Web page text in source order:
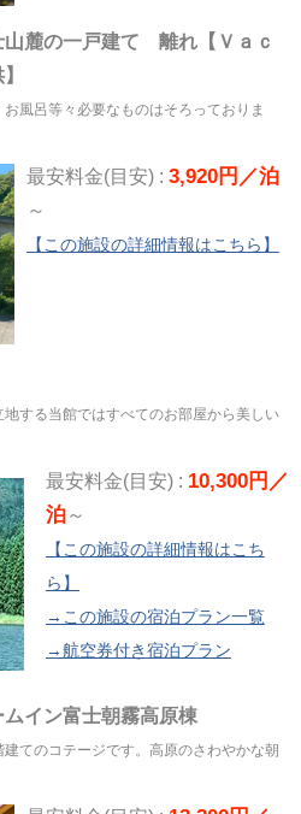
麓の一戸建て 離れ【Ｖａｃ
風呂等々必要なものはそろっておりま
最安料金(目安) : 3,920円／泊
～
【この施設の詳細情報はこちら】
する当館ではすべてのお部屋から美しい
最安料金(目安) : 10,300円／
泊～
【この施設の詳細情報はこち
ら】
→この施設の宿泊プラン一覧
→航空券付き宿泊プラン
イン富士朝霧高原棟
てのコテージです。高原のさわやかな朝